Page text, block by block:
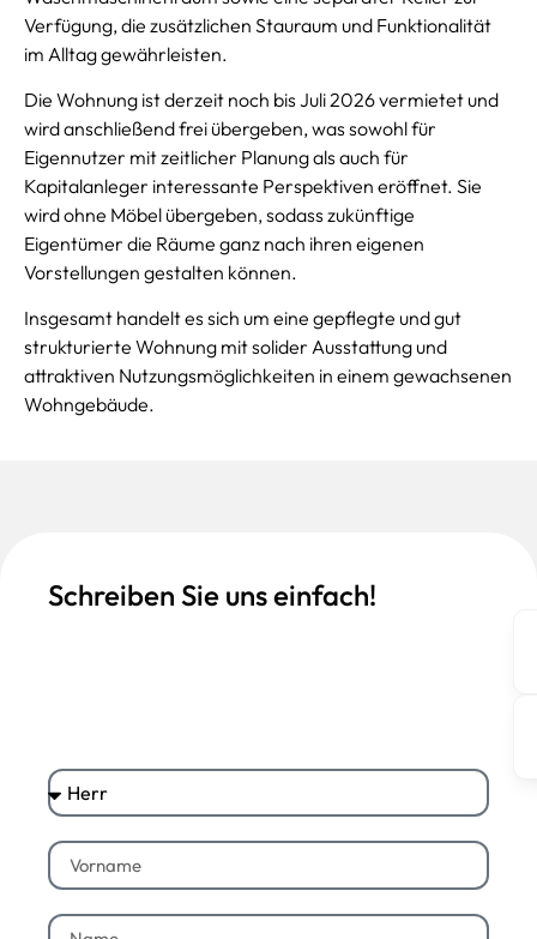
Verfügung, die zusätzlichen Stauraum und Funktionalität
im Alltag gewährleisten.
Die Wohnung ist derzeit noch bis Juli 2026 vermietet und
wird anschließend frei übergeben, was sowohl für
Eigennutzer mit zeitlicher Planung als auch für
Kapitalanleger interessante Perspektiven eröffnet. Sie
wird ohne Möbel übergeben, sodass zukünftige
Eigentümer die Räume ganz nach ihren eigenen
Vorstellungen gestalten können.
Insgesamt handelt es sich um eine gepflegte und gut
strukturierte Wohnung mit solider Ausstattung und
attraktiven Nutzungsmöglichkeiten in einem gewachsenen
Wohngebäude.
Schreiben Sie uns einfach!